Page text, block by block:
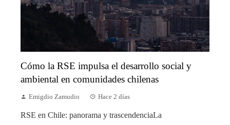
Cómo la RSE impulsa el desarrollo social y
ambiental en comunidades chilenas
Emigdio Zamudio Hace 2 días
RSE en Chile: panorama y trascendenciaLa